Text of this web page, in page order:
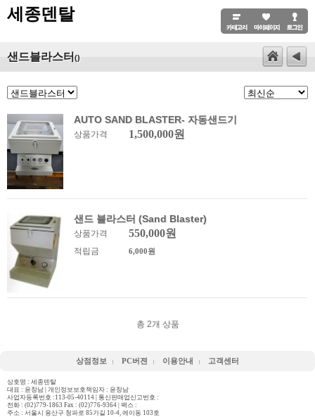
세종덴탈
샌드블라스터 ()
AUTO SAND BLASTER- 자동샌드기
상품가격 1,500,000원
샌드 블라스터 (Sand Blaster)
상품가격 550,000원
적립금 6,000원
총 2개 상품
상점정보 PC버젼 이용안내 고객센터
상호명 : 세종덴탈
대표 : 윤창남 | 개인정보보호책임자 : 윤창남
사업자등록번호 :113-05-40114 | 통신판매업신고번호 :
전화 : (02)779-1863 Fax : (02)776-9364 | 팩스 :
주소 : 서울시 용산구 청파로 85가길 10-4, 에이동 103호